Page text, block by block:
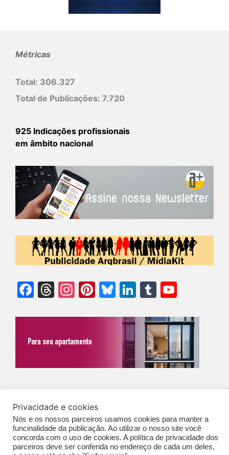
Métricas
Total: 306.327
Total de Publicações: 7.720
925 Indicações profissionais
em âmbito nacional
Facebook
Threads
Instagram
Pinterest
Bluesky
LinkedIn
Tumblr
Expediente|Contato|Newsletter
GERAIS DE PUBLICAÇÃO (CGP)
Privacidade e cookies
Nós e os nossos parceiros usamos cookies para manter a
funcinalidade da publicação. Ao utilizar o nosso site você
concorda com o uso de cookies. A política de privacidade dos
parceiros deve ser conferida no endereço de cada um deles,